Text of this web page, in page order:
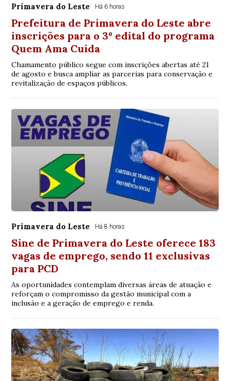
Primavera do Leste Há 6 horas
Prefeitura de Primavera do Leste abre
inscrições para o 3º edital do programa
Quem Ama Cuida
Chamamento público segue com inscrições abertas até 21
de agosto e busca ampliar as parcerias para conservação e
revitalização de espaços públicos.
Primavera do Leste Há 8 horas
Sine de Primavera do Leste oferece 183
vagas de emprego, sendo 11 exclusivas
para PCD
As oportunidades contemplam diversas áreas de atuação e
reforçam o compromisso da gestão municipal com a
inclusão e a geração de emprego e renda.